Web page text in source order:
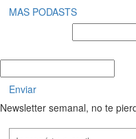
MAS PODASTS
Enviar
Newsletter semanal, no te